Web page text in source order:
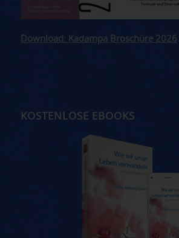
Download: Kadampa Broschüre 2026
KOSTENLOSE EBOOKS